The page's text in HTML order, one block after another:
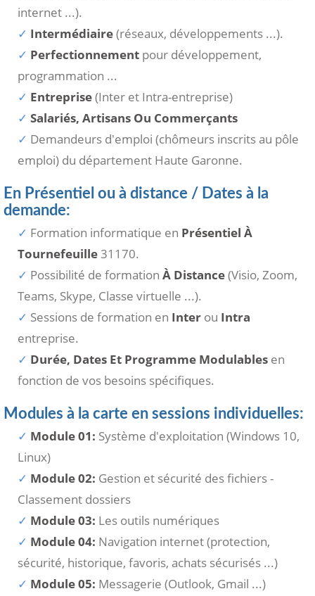
internet ...).
Intermédiaire(réseaux, développements ...).
Perfectionnement pour développement,
programmation ...
Entreprise(Inter et Intra-entreprise)
Salariés, Artisans Ou Commerçants
Demandeurs d'emploi (chômeurs inscrits au pôle
emploi) du département Haute Garonne.
En Présentiel ou à distance / Dates à la
demande:
Formation informatique en Présentiel À
Tournefeuille31170.
Possibilité de formation À Distance(Visio, Zoom,
Teams, Skype, Classe virtuelle ...).
Sessions de formation en Inter ou Intra
entreprise.
Durée, Dates Et Programme Modulables en
fonction de vos besoins spécifiques.
Modules à la carte en sessions individuelles:
Module 01: Système d'exploitation (Windows 10,
Linux)
Module 02: Gestion et sécurité des fichiers -
Classement dossiers
Module 03: Les outils numériques
Module 04: Navigation internet (protection,
sécurité, historique, favoris, achats sécurisés ...)
Module 05: Messagerie (Outlook, Gmail ...)